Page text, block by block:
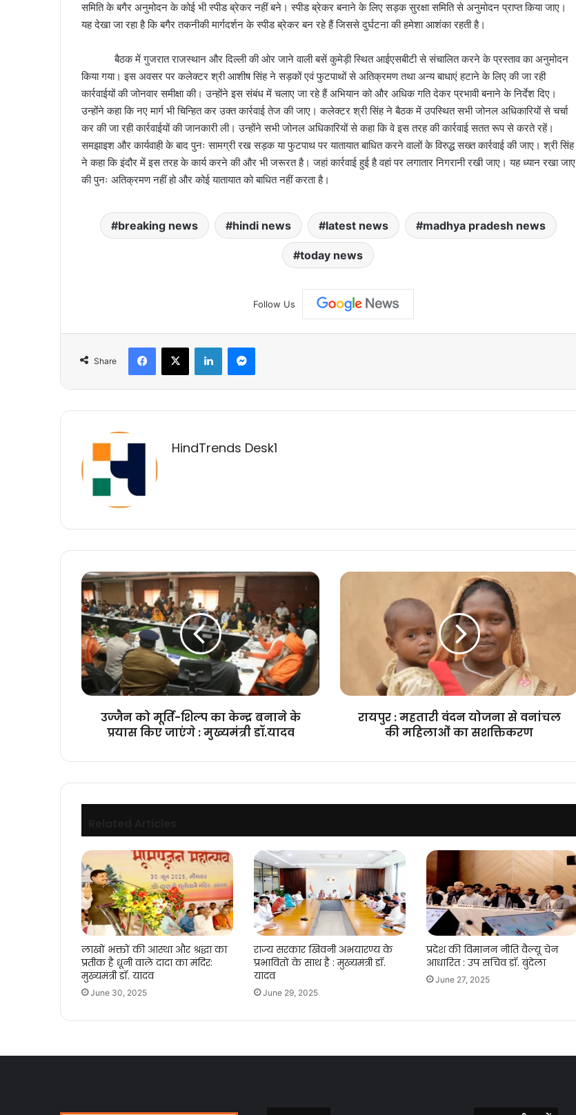
समिति के बगैर अनुमोदन के कोई भी स्पीड ब्रेकर नहीं बने। स्पीड ब्रेकर बनाने के लिए सड़क सुरक्षा समिति से अनुमोदन प्राप्त किया जाए।
यह देखा जा रहा है कि बगैर तकनीकी मार्गदर्शन के स्पीड ब्रेकर बन रहे हैं जिससे दुर्घटना की हमेशा आशंका रहती है।
बैठक में गुजरात राजस्थान और दिल्ली की ओर जाने वाली बसें कुमेड़ी स्थित आईएसबीटी से संचालित करने के प्रस्ताव का अनुमोदन
किया गया। इस अवसर पर कलेक्टर श्री आशीष सिंह ने सड़कों एवं फुटपाथों से अतिक्रमण तथा अन्य बाधाएं हटाने के लिए की जा रही
कार्रवाईयों की जोनवार समीक्षा की। उन्होंने इस संबंध में चलाए जा रहे हैं अभियान को और अधिक गति देकर प्रभावी बनाने के निर्देश दिए।
उन्होंने कहा कि नए मार्ग भी चिन्हित कर उक्त कार्रवाई तेज की जाए। कलेक्टर श्री सिंह ने बैठक में उपस्थित सभी जोनल अधिकारियों से चर्चा
कर की जा रही कार्रवाईयों की जानकारी ली। उन्होंने सभी जोनल अधिकारियों से कहा कि वे इस तरह की कार्रवाई सतत रूप से करते रहें।
समझाइश और कार्यवाही के बाद पुनः सामग्री रख सड़क या फुटपाथ पर यातायात बाधित करने वालों के विरुद्ध सख्त कार्रवाई की जाए। श्री सिंह
ने कहा कि इंदौर में इस तरह के कार्य करने की और भी जरूरत है। जहां कार्रवाई हुई है वहां पर लगातार निगरानी रखी जाए। यह ध्यान रखा जाए
की पुनः अतिक्रमण नहीं हो और कोई यातायात को बाधित नहीं करता है।
breaking news hindi news latest news madhya pradesh news
today news
Follow Us
Share
Facebook
X LinkedInMessenger
HindTrends Desk1
उज्जैन
को
मूर्ति-
शिल्प
का
केन्द्र
बनाने
के
प्रयास
उज्जैन को मूर्ति-शिल्प का केन्द्र बनाने के
प्रयास किए जाएंगे : मुख्यमंत्री डॉ.यादव
रायपुर
महिलाओं
सशक्तिकरण
रायपुर : महतारी वंदन योजना से वनांचल
की महिलाओं का सशक्तिकरण
लाखों भक्तों की आस्था और श्रद्धा का
प्रतीक है धूनी वाले दादा का मंदिर:
मुख्यमंत्री डॉ. यादव
June 30, 2025
राज्य सरकार खिवनी अभयारण्य के
प्रभावितों के साथ है : मुख्यमंत्री डॉ.
यादव
June 29, 2025
प्रदेश की विमानन नीति वैल्यू चेन
आधारित : उप सचिव डॉ. बुंदेला
June 27, 2025